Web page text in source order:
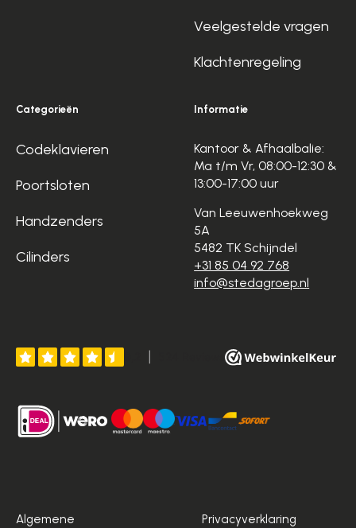
Veelgestelde vragen
Klachtenregeling
Categorieën
Codeklavieren
Poortsloten
Handzenders
Cilinders
Informatie
Kantoor & Afhaalbalie:
Ma t/m Vr, 08:00-12:30 &
13:00-17:00 uur
Van Leeuwenhoekweg
5A
5482 TK Schijndel
+31 85 04 92 768
info@stedagroep.nl
Algemene Privacyverklaring